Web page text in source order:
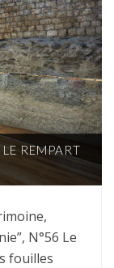
REMPART
N°56 Le
fouilles